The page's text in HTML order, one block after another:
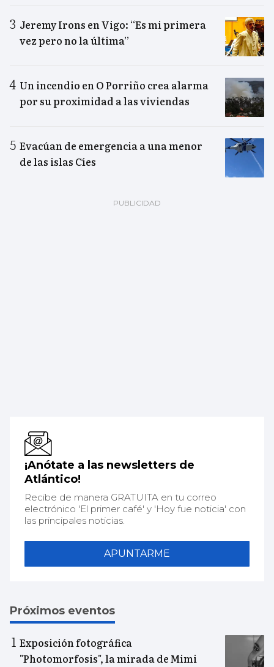
Jeremy Irons en Vigo: “Es mi primera
vez pero no la última”
Un incendio en O Porriño crea alarma
por su proximidad a las viviendas
Evacúan de emergencia a una menor
de las islas Cíes
¡Anótate a las newsletters de
Atlántico!
Recibe de manera GRATUITA en tu correo
electrónico 'El primer café' y 'Hoy fue noticia' con
las principales noticias.
APUNTARME
Próximos eventos
Exposición fotográfica
"Photomorfosis", la mirada de Mimi